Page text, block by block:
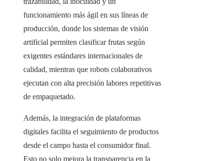
funcionamiento más ágil en sus líneas de
producción, donde los sistemas de visión
artificial permiten clasificar frutas según
exigentes estándares internacionales de
calidad, mientras que robots colaborativos
ejecutan con alta precisión labores repetitivas
de empaquetado.
Además, la integración de plataformas
digitales facilita el seguimiento de productos
desde el campo hasta el consumidor final.
Esto no solo mejora la transparencia en la